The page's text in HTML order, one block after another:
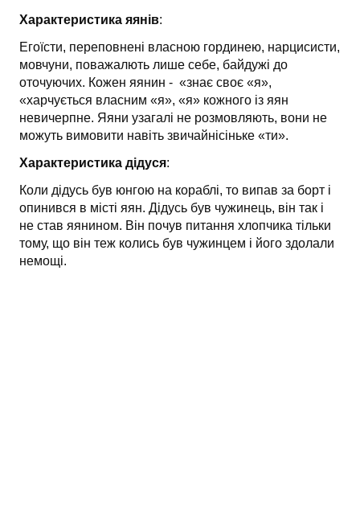
Характеристика яянів:
Егоїсти, переповнені власною гординею, нарцисисти,
мовчуни, поважалють лише себе, байдужі до
оточуючих. Кожен яянин - «знає своє «я»,
«харчується власним «я», «я» кожного із яян
невичерпне. Яяни узагалі не розмовляють, вони не
можуть вимовити навіть звичайнісіньке «ти».
Характеристика дідуся:
Коли дідусь був юнгою на кораблі, то випав за борт і
опинився в місті яян. Дідусь був чужинець, він так і
не став яянином. Він почув питання хлопчика тільки
тому, що він теж колись був чужинцем і його здолали
немощі.